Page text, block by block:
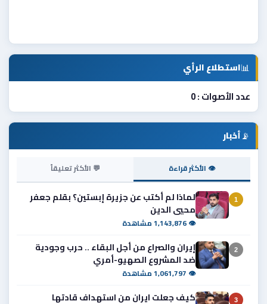
📊استطلاع الرأي
عدد الأصوات : 0
📡أخبار
👁 الأكثر قراءة 💬 الأكثر تعليقاً
1
لماذا لم أكتب عن جزيرة إبستين؟ بقلم جعفر
محيي الدين
👁 1,143,876 مشاهدة
2
إيران والصراع من أجل البقاء .. حرب وجودية
ضد المشروع الصهيو-أمري
👁 1,061,797 مشاهدة
3
كيف جعلت ايران من استهداف قادتها